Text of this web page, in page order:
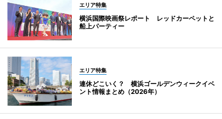
エリア特集
横浜国際映画祭レポート レッドカーペットと
船上パーティー
エリア特集
連休どこいく？ 横浜ゴールデンウィークイベ
ント情報まとめ（2026年）